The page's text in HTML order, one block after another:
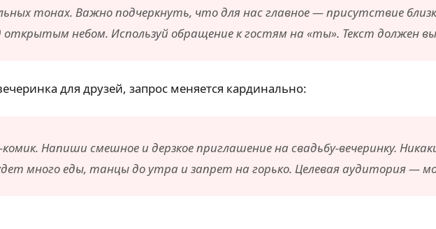
тонах. Важно подчеркнуть, что для нас главное — присутствие
открытым небом. Используй обращение к гостям на «ты». Текст должен
для друзей, запрос меняется кардинально:
Напиши смешное и дерзкое приглашение на свадьбу-вечеринку.
много еды, танцы до утра и запрет на горько. Целевая аудитория —